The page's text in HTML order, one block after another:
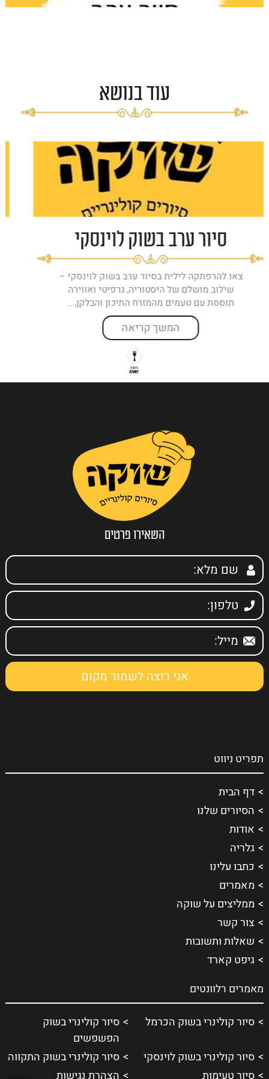
עוד בנושא
ערב בשוק לוינסקי
לילית בסיור ערב בשוק לוינסקי –
של היסטוריה, גרפיטי ואווירה
טעמים מהמזרח התיכון והבלקן,...
המשך קריאה
השאירו פרטים
תפריט ניווט
דף הבית
הסיורים שלנו
אודות
גלריה
כתבו עלינו
מאמרים
ממליצים על שוקה
צור קשר
שאלות ותשובות
גיפט קארד
מאמרים רלוונטים
סיור קולינרי בשוק הכרמל
סיור קולינרי בשוק
הפשפשים
סיור קולינרי בשוק לוינסקי
סיור קולינרי בשוק התקווה
סיור טעימות
הצהרת נגישות